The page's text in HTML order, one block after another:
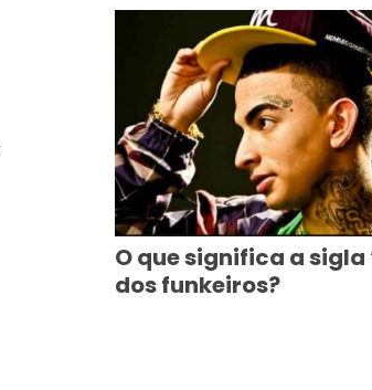
O que significa a sigla
dos funkeiros?